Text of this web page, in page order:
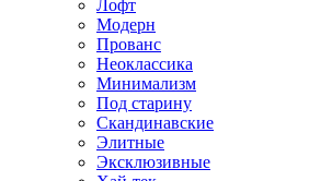
Лофт
Модерн
Прованс
Неоклассика
Минимализм
Под старину
Скандинавские
Элитные
Эксклюзивные